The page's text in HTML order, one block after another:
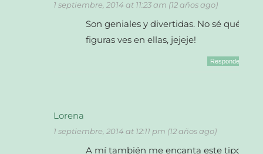
1 septiembre, 2014 at 11:23 am (12 años ago)
Son geniales y divertidas. No sé qué
figuras ves en ellas, jejeje!
Responder
Lorena
1 septiembre, 2014 at 12:11 pm (12 años ago)
A mí también me encanta este tipo